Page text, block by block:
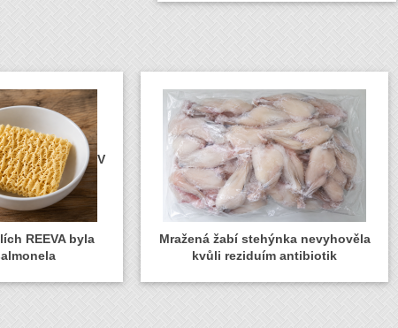
V
REEVA byla
Mražená žabí stehýnka nevyhověla
kvůli reziduím antibiotik